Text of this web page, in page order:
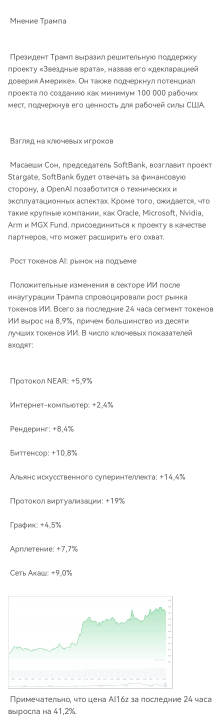
Мнение Трампа
Президент Трамп выразил решительную поддержку
проекту «Звездные врата», назвав его «декларацией
доверия Америке». Он также подчеркнул потенциал
проекта по созданию как минимум 100 000 рабочих
мест, подчеркнув его ценность для рабочей силы США.
Взгляд на ключевых игроков
Масаеши Сон, председатель SoftBank, возглавит проект
Stargate, SoftBank будет отвечать за финансовую
сторону, а OpenAI позаботится о технических и
эксплуатационных аспектах. Кроме того, ожидается, что
такие крупные компании, как Oracle, Microsoft, Nvidia,
Arm и MGX Fund. присоединиться к проекту в качестве
партнеров, что может расширить его охват.
Рост токенов AI: рынок на подъеме
Положительные изменения в секторе ИИ после
инаугурации Трампа спровоцировали рост рынка
токенов ИИ. Всего за последние 24 часа сегмент токенов
ИИ вырос на 8,9%, причем большинство из десяти
лучших токенов ИИ. В число ключевых показателей
входят:
Протокол NEAR: +5,9%
Интернет-компьютер: +2,4%
Рендеринг: +8,4%
Биттенсор: +10,8%
Альянс искусственного суперинтеллекта: +14,4%
Протокол виртуализации: +19%
График: +4,5%
Арплетение: +7,7%
Сеть Акаш: +9,0%
Примечательно, что цена AI16z за последние 24 часа
выросла на 41,2%.